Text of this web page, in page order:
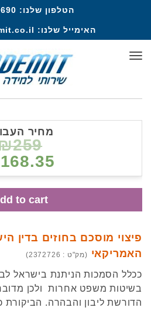
הטלפון שלנו:
האימייל שלנו:
תפריט
פיצוי מוסכם בחוזים בדין
האמריקאי (מק"ט : 2372726)
ככלל הסמכות הניתנת בישראל
בשיטות משפט אחרות ולכן
הדורשת ליבון והבהרה.
מחיר
to cart